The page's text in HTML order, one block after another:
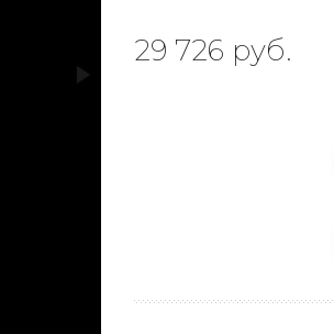
29 726 руб.